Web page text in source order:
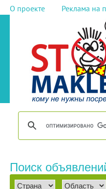
О проекте Реклама на
Поиск